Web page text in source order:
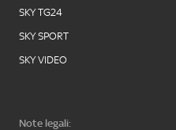
SKY TG24
SKY SPORT
SKY VIDEO
Note legali: